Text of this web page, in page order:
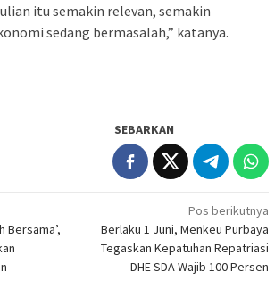
itu semakin relevan, semakin
sedang bermasalah,” katanya.
SEBARKAN
Bersama’,
Pos berikutnya
Berlaku 1 Juni, Menkeu Purbaya
Tegaskan Kepatuhan Repatriasi
DHE SDA Wajib 100 Persen